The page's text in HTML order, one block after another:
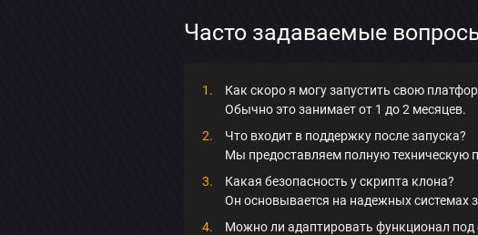
Часто задаваемые
Как скоро я могу запустить свою
Обычно это занимает от 1 до 2 месяцев.
Что входит в поддержку после запуска?
Мы предоставляем полную техническую
Какая безопасность у скрипта клона?
Он основывается на надежных
Можно ли адаптировать функционал